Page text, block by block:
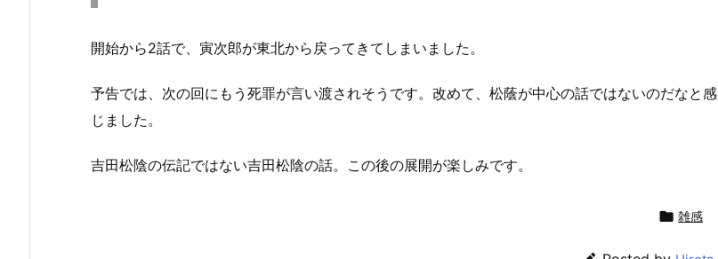
開始から2話で、寅次郎が東北から戻ってきてしまいました。
予告では、次の回にもう死罪が言い渡されそうです。改めて、松蔭が中心の話ではないのだなと感
じました。
吉田松陰の伝記ではない吉田松陰の話。この後の展開が楽しみです。
 雑感